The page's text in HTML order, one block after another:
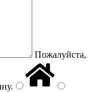
Пожалуйста,
.